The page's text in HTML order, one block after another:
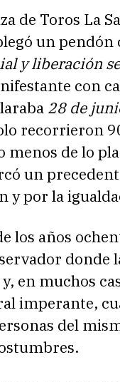
de Toros La
un pendón
y liberación
con
28 de
recorrieron
menos de lo
un
y por la
los años
donde
en muchos
imperante,
del